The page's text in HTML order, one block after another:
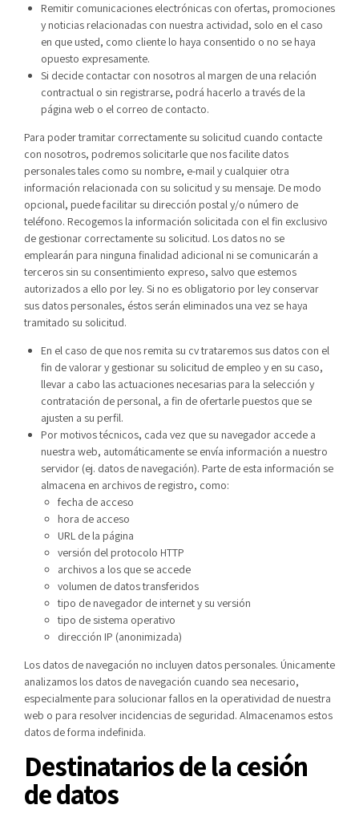
Remitir comunicaciones electrónicas con ofertas, promociones
y noticias relacionadas con nuestra actividad, solo en el caso
en que usted, como cliente lo haya consentido o no se haya
opuesto expresamente.
Si decide contactar con nosotros al margen de una relación
contractual o sin registrarse, podrá hacerlo a través de la
página web o el correo de contacto.
Para poder tramitar correctamente su solicitud cuando contacte
con nosotros, podremos solicitarle que nos facilite datos
personales tales como su nombre, e-mail y cualquier otra
información relacionada con su solicitud y su mensaje. De modo
opcional, puede facilitar su dirección postal y/o número de
teléfono. Recogemos la información solicitada con el fin exclusivo
de gestionar correctamente su solicitud. Los datos no se
emplearán para ninguna finalidad adicional ni se comunicarán a
terceros sin su consentimiento expreso, salvo que estemos
autorizados a ello por ley. Si no es obligatorio por ley conservar
sus datos personales, éstos serán eliminados una vez se haya
tramitado su solicitud.
En el caso de que nos remita su cv trataremos sus datos con el
fin de valorar y gestionar su solicitud de empleo y en su caso,
llevar a cabo las actuaciones necesarias para la selección y
contratación de personal, a fin de ofertarle puestos que se
ajusten a su perfil.
Por motivos técnicos, cada vez que su navegador accede a
nuestra web, automáticamente se envía información a nuestro
servidor (ej. datos de navegación). Parte de esta información se
almacena en archivos de registro, como:
fecha de acceso
hora de acceso
URL de la página
versión del protocolo HTTP
archivos a los que se accede
volumen de datos transferidos
tipo de navegador de internet y su versión
tipo de sistema operativo
dirección IP (anonimizada)
Los datos de navegación no incluyen datos personales. Únicamente
analizamos los datos de navegación cuando sea necesario,
especialmente para solucionar fallos en la operatividad de nuestra
web o para resolver incidencias de seguridad. Almacenamos estos
datos de forma indefinida.
Destinatarios de la cesión
de datos